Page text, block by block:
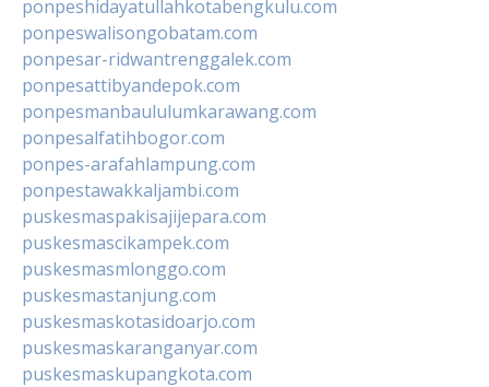
ponpeshidayatullahkotabengkulu.com
ponpeswalisongobatam.com
ponpesar-ridwantrenggalek.com
ponpesattibyandepok.com
ponpesmanbaululumkarawang.com
ponpesalfatihbogor.com
ponpes-arafahlampung.com
ponpestawakkaljambi.com
puskesmaspakisajijepara.com
puskesmascikampek.com
puskesmasmlonggo.com
puskesmastanjung.com
puskesmaskotasidoarjo.com
puskesmaskaranganyar.com
puskesmaskupangkota.com